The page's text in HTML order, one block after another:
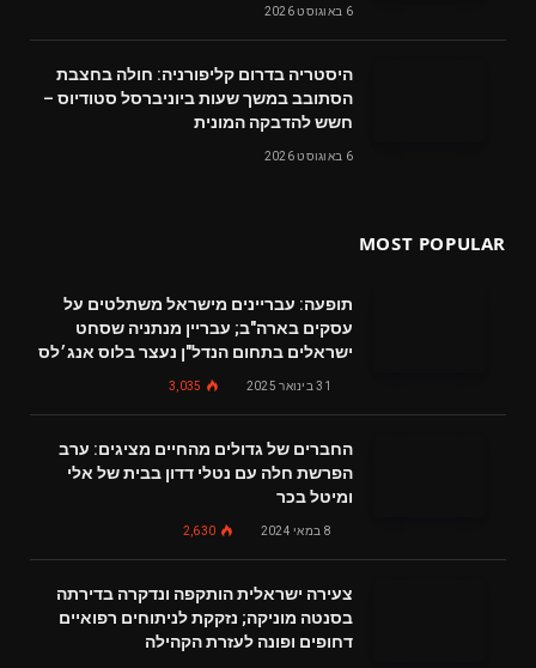
6 באוגוסט 2026
היסטריה בדרום קליפורניה: חולה בחצבת
הסתובב במשך שעות ביוניברסל סטודיוס –
חשש להדבקה המונית
6 באוגוסט 2026
MOST POPULAR
תופעה: עבריינים מישראל משתלטים על
עסקים בארה"ב; עבריין מנתניה שסחט
ישראלים בתחום הנדל"ן נעצר בלוס אנג׳לס
31 בינואר 2025 3,035
החברים של גדולים מהחיים מציגים: ערב
הפרשת חלה עם נטלי דדון בבית של אלי
ומיטל בכר
8 במאי 2024 2,630
צעירה ישראלית הותקפה ונדקרה בדירתה
בסנטה מוניקה; נזקקת לניתוחים רפואיים
דחופים ופונה לעזרת הקהילה